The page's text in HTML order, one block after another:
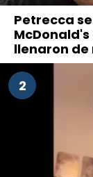
Petrecca
llenaron de
la ciudad
2